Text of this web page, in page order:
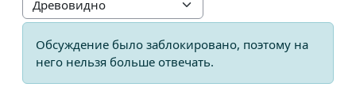
Режим отображения
Обсуждение было заблокировано, поэтому на
него нельзя больше отвечать.